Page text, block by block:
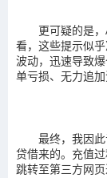
更可疑的是，
看，这些提示似
波动，迅速导致
单亏损、无力追
最终，我因此
贷借来的。充值
跳转至第三方网页